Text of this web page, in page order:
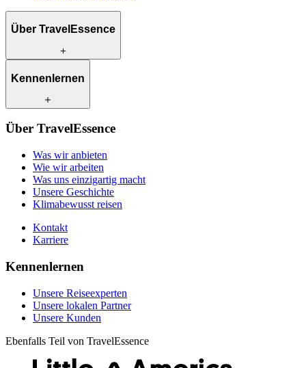
Über TravelEssence
Was wir anbieten
Was uns einzigartig macht
Klimabewusst reisen
Kontakt
Karriere
Kennenlernen
Unsere Reiseexperten
Unsere Kunden
Über TravelEssence
Was wir anbieten
Wie wir arbeiten
Was uns einzigartig macht
Unsere Geschichte
Klimabewusst reisen
Kontakt
Karriere
Kennenlernen
Unsere Reiseexperten
Unsere lokalen Partner
Unsere Kunden
Ebenfalls Teil von TravelEssence